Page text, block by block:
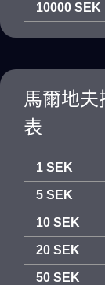
10000 SEK
馬爾地
表
1 SEK
5 SEK
10 SEK
20 SEK
50 SEK